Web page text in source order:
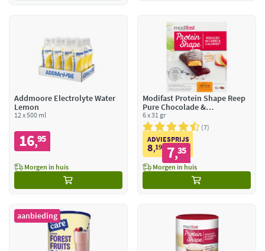
Addmoore Electrolyte Water
Lemon
12 x 500 ml
16,95
Morgen in huis
Modifast Protein Shape Reep
Pure Chocolade &
Sinaasappel
6 x 31 gr
7
ADVIESPRIJS
8,19 7,35
Morgen in huis
aanbieding